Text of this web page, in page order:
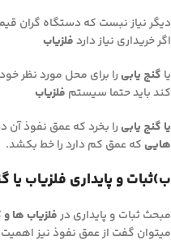
اگر خریداری نیاز داردفلزیاب
یا گنج یابی
کند باید حتما سیستم فلزیاب
یا گنج یابیرا بخرد که عمق نفوذ آن در خاک بالاتر
هاییکه عمق کم دارد را خط بکشد.
ب)ثبات و پایداری فلزیاب یا
مبحث ثبات و پایداری درفلزیاب ها
میتوان گفت از عمق نفوذ نیز